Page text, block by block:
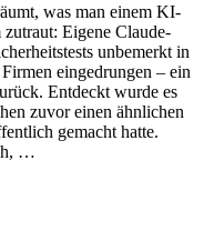
was man einem KI-
Eigene Claude-
unbemerkt in
eingedrungen – ein
Entdeckt wurde es
zuvor einen ähnlichen
gemacht hatte.
…